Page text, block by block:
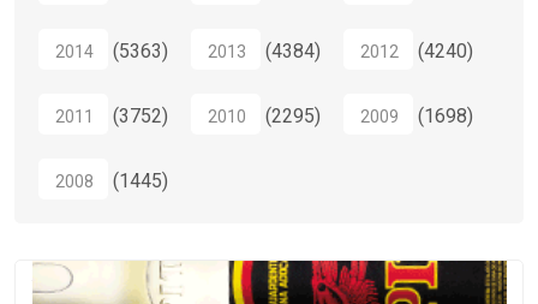
2014 (5363) 2013 (4384) 2012 (4240)
2011 (3752) 2010 (2295) 2009 (1698)
2008 (1445)